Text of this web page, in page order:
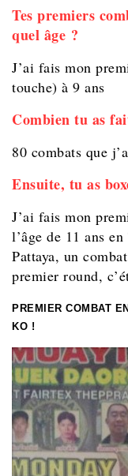
Tes premiers
quel âge ?
J’ai fais mon
touche) à 9 ans
Combien tu as
80 combats que
Ensuite, tu as
J’ai fais mon
l’âge de 11 ans
Pattaya, un
premier round,
PREMIER COMBAT
KO !